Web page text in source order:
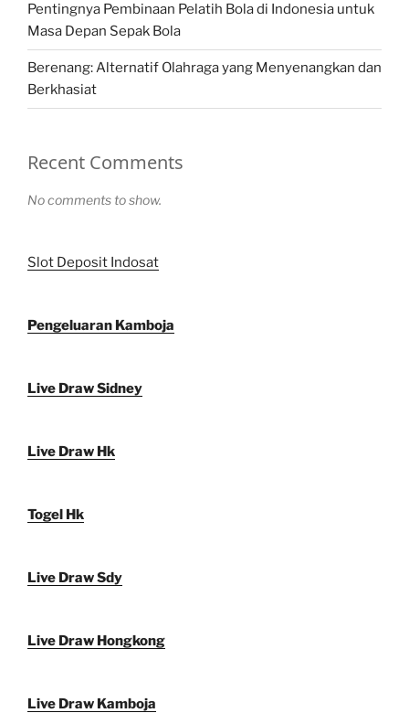
Pentingnya Pembinaan Pelatih Bola di Indonesia untuk
Masa Depan Sepak Bola
Berenang: Alternatif Olahraga yang Menyenangkan dan
Berkhasiat
Recent Comments
No comments to show.
Slot Deposit Indosat
Pengeluaran Kamboja
Live Draw Sidney
Live Draw Hk
Togel Hk
Live Draw Sdy
Live Draw Hongkong
Live Draw Kamboja